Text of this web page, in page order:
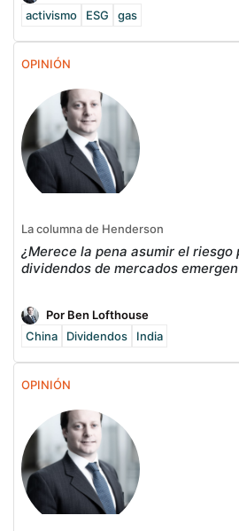
activismo
ESG gas
OPINIÓN
La columna de Henderson
¿Merece la pena asumir el riesgo
dividendos de mercados
Por Ben Lofthouse
China
Dividendos India
OPINIÓN